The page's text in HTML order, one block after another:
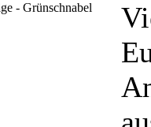
- Grünschnabel